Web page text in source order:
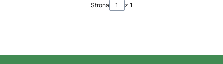
Strona z 1